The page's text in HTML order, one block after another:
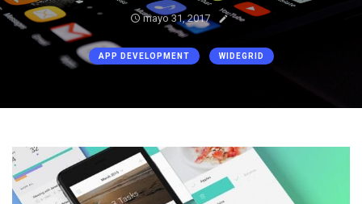
mayo 31, 2017
APP DEVELOPMENT WIDEGRID